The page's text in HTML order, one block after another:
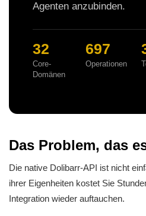
Agenten anzubinden.
32
Core-
Domänen
697
Operationen
Das Problem, das
Die native Dolibarr-API ist nicht
ihrer Eigenheiten kostet Sie
Integration wieder auftauchen.